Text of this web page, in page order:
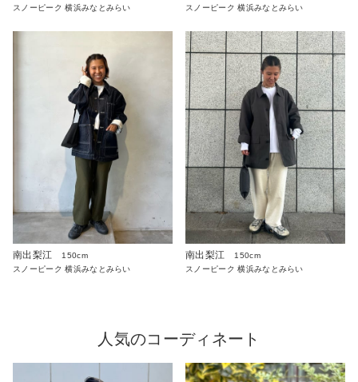
スノーピーク 横浜みなとみらい
スノーピーク 横浜みなとみらい
南出梨江
150cm
スノーピーク 横浜みなとみらい
南出梨江
150cm
スノーピーク 横浜みなとみらい
人気のコーディネート